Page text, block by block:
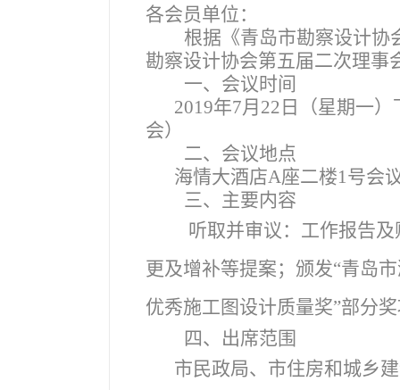
各会员单位：
根据《青岛市勘察设计协
勘察设计协会第五届二次理事
一、会议时间
2019年7月22日（星期一
会）
二、会议地点
海情大酒店A座二楼1号会
三、主要内容
听取并审议：工作报告
更及增补等提案；颁发“青岛
优秀施工图设计质量奖”部分
四、出席范围
市民政局、市住房和城乡